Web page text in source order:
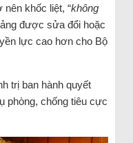
khốc liệt, “không
được sửa đổi hoặc
lực cao hơn cho Bộ
trị ban hành quyết
phòng, chống tiêu cực